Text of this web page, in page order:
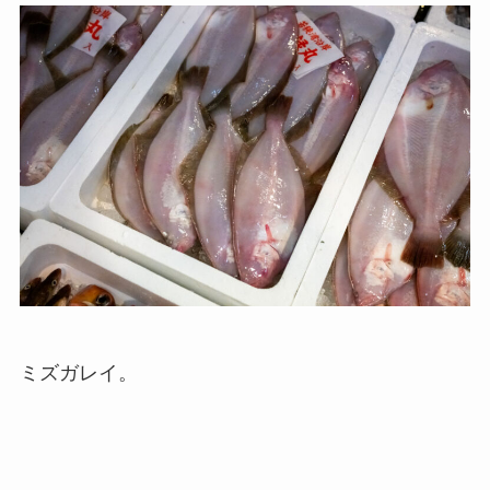
ミズガレイ。